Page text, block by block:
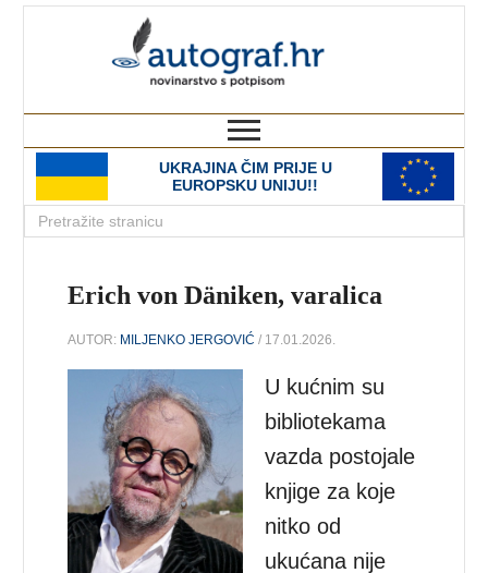
UKRAJINA ČIM PRIJE U
EUROPSKU UNIJU!!
Erich von Däniken, varalica
AUTOR: MILJENKO JERGOVIĆ / 17.01.2026.
U kućnim su
bibliotekama
vazda postojale
knjige za koje
nitko od
ukućana nije